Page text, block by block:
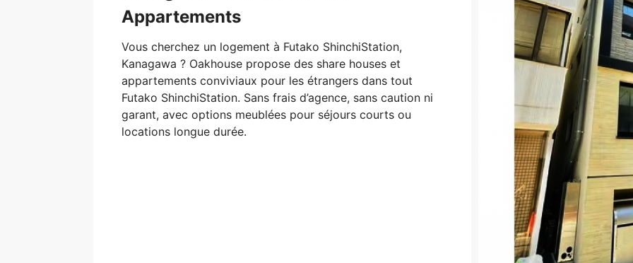
Appartements
Vous cherchez un logement à Futako ShinchiStation,
Kanagawa ? Oakhouse propose des share houses et
appartements conviviaux pour les étrangers dans tout
Futako ShinchiStation. Sans frais d’agence, sans caution ni
garant, avec options meublées pour séjours courts ou
locations longue durée.